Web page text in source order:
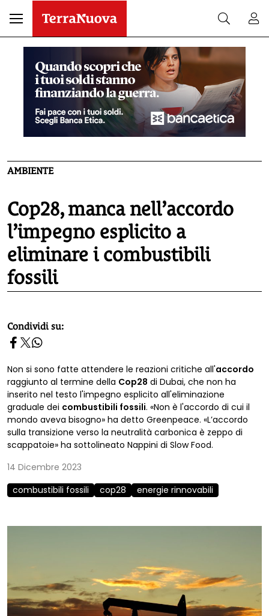
AMBIENTE
Cop28, manca nell’accordo
l’impegno esplicito a
eliminare i combustibili
fossili
homepage h2
Condividi su:
Non si sono fatte attendere le reazioni critiche all'accordo
raggiunto al termine della Cop28 di Dubai, che non ha
inserito nel testo l'impegno esplicito all'eliminazione
graduale dei combustibili fossili. «Non è l'accordo di cui il
mondo aveva bisogno» ha detto Greenpeace. «L’accordo
sulla transizione verso la neutralità carbonica è zeppo di
scappatoie» ha sottolineato Nappini di Slow Food.
14 Dicembre 2023
combustibili fossili
cop28 energie rinnovabili